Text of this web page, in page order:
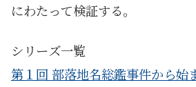
にわたって検証する。
シリーズ一覧
第１回 部落地名総鑑事件から始